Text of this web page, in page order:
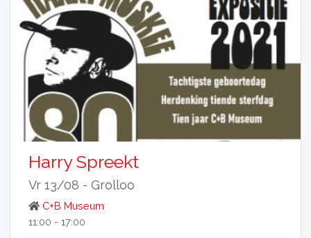
Harry Spreekt
Vr 13/08 - Grolloo
C+B Museum
11:00 - 17:00